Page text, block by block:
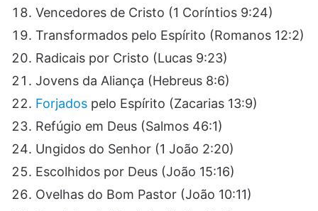
Vencedores de Cristo (1 Coríntios 9:24)
Transformados pelo Espírito (Romanos 12:2)
Radicais por Cristo (Lucas 9:23)
Jovens da Aliança (Hebreus 8:6)
Forjados pelo Espírito (Zacarias 13:9)
Refúgio em Deus (Salmos 46:1)
Ungidos do Senhor (1 João 2:20)
Escolhidos por Deus (João 15:16)
Ovelhas do Bom Pastor (João 10:11)